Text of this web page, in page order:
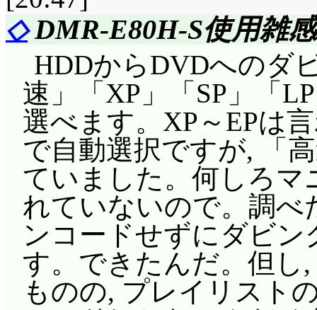
点を越えた瞬間とい
た……と表現するのは
(^^;;; 付録の目が見え
置いてった(^^;;; みん
に身体出した状態で
帰還すると見事に一
JUICE。みっくす
形や不緑, 科学がフリ
が。う, 昼の月が満
ら」第34話を思い出し
やって連れて行った
れよ」と聞いて, 即座
付いた私は馬鹿です
の中にしまってるん
平気ですねって, そう
ルのカードじゃないと
東京ハンズの袋を抱
(もしかしてこれが洒
鏡……でも今回はみん
ンまで(^^;;; 何だか
◇DMR-E80H-S使用雑
HDDからDVDへのダ
速」「XP」「SP」「
選べます。XP～EPは
で自動選択ですが, 「
ていました。何しろマ
れていないので。調べ
ンコードせずにダビ
す。できたんだ。但し
ものの, プレイリスト